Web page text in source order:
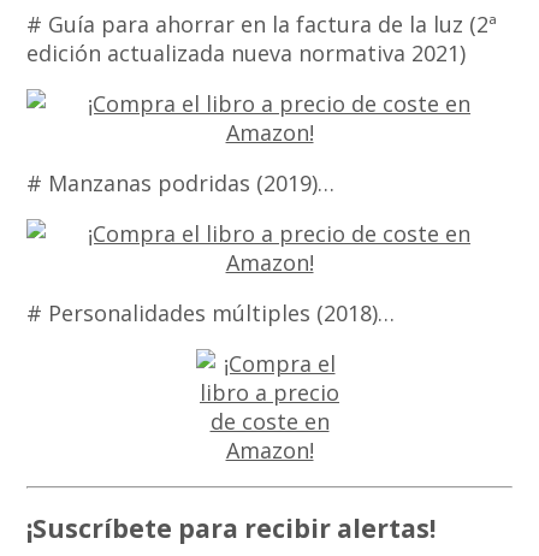
# Guía para ahorrar en la factura de la luz (2ª
edición actualizada nueva normativa 2021)
# Manzanas podridas (2019)…
# Personalidades múltiples (2018)…
¡Suscríbete para recibir alertas!